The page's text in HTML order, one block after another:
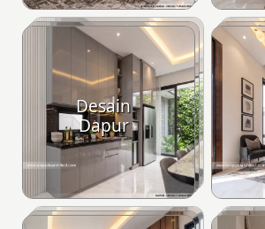
Desain
Dapur